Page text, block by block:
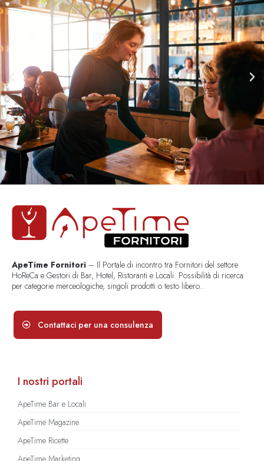
ApeTime Fornitori – Il Portale di incontro tra Fornitori del settore
HoReCa e Gestori di Bar, Hotel, Ristoranti e Locali. Possibilità di ricerca
per categorie merceologiche, singoli prodotti o testo libero..
Contattaci per una consulenza
I nostri portali
ApeTime Bar e Locali
ApeTime Magazine
ApeTime Ricette
ApeTime Marketing